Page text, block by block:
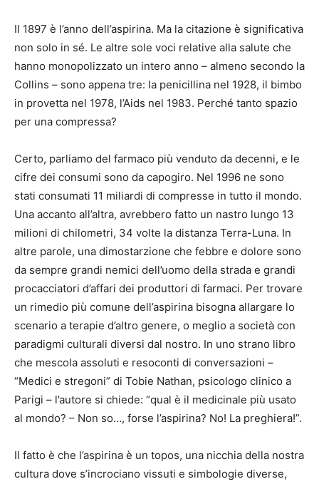
Il 1897 è l’anno dell’aspirina. Ma la citazione è significativa
non solo in sé. Le altre sole voci relative alla salute che
hanno monopolizzato un intero anno – almeno secondo la
Collins – sono appena tre: la penicillina nel 1928, il bimbo
in provetta nel 1978, l’Aids nel 1983. Perché tanto spazio
per una compressa?
Certo, parliamo del farmaco più venduto da decenni, e le
cifre dei consumi sono da capogiro. Nel 1996 ne sono
stati consumati 11 miliardi di compresse in tutto il mondo.
Una accanto all’altra, avrebbero fatto un nastro lungo 13
milioni di chilometri, 34 volte la distanza Terra-Luna. In
altre parole, una dimostarzione che febbre e dolore sono
da sempre grandi nemici dell’uomo della strada e grandi
procacciatori d’affari dei produttori di farmaci. Per trovare
un rimedio più comune dell’aspirina bisogna allargare lo
scenario a terapie d’altro genere, o meglio a società con
paradigmi culturali diversi dal nostro. In uno strano libro
che mescola assoluti e resoconti di conversazioni –
“Medici e stregoni” di Tobie Nathan, psicologo clinico a
Parigi – l’autore si chiede: “qual è il medicinale più usato
al mondo? – Non so…, forse l’aspirina? No! La preghiera!”.
Il fatto è che l’aspirina è un topos, una nicchia della nostra
cultura dove s’incrociano vissuti e simbologie diverse,